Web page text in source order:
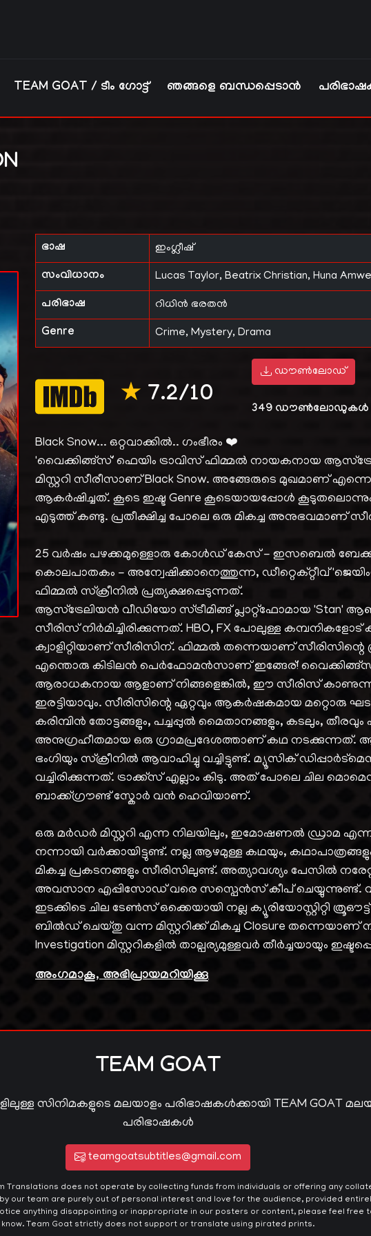
TEAM GOAT / ടീം ഗോട്ട് ഞങ്ങളെ ബന്ധപ്പെടാൻ
ഭാഷ ഇംഗ്ലീഷ്
സംവിധാനം Lucas Taylor, Beatrix Christian, Huna
പരിഭാഷ റിധിൻ ഭരതൻ
Genre Crime, Mystery, Drama
★ 7.2/10
ഡൗൺലോഡ്
349 ഡൗൺലോഡുകൾ
Black Snow... ഒറ്റവാക്കിൽ.. ഗംഭീരം ❤️
'വൈക്കിങ്ങ്സ്' ഫെയിം ട്രാവിസ് ഫിമ്മൽ നായകനായ
മിസ്റ്ററി സീരീസാണ് Black Snow. അങ്ങേരുടെ മുഖമാണ്
ആകർഷിച്ചത്. കൂടെ ഇഷ്ട Genre കൂടെയായപ്പോൾ കൂടുതലൊന്നും
എടുത്ത് കണ്ടു. പ്രതീക്ഷിച്ച പോലെ ഒരു മികച്ച അനുഭവമാണ്
25 വർഷം പഴക്കമുള്ളൊരു കോൾഡ് കേസ് - ഇസബെൽ
കൊലപാതകം - അന്വേഷിക്കാനെത്തുന്ന, ഡീറ്റെക്റ്റീവ്
ഫിമ്മൽ സ്‌ക്രീനിൽ പ്രത്യക്ഷപ്പെടുന്നത്.
ആസ്‌ട്രേലിയൻ വീഡിയോ സ്ട്രീമിങ്ങ് പ്ലാറ്റ്ഫോമായ
സീരിസ് നിർമിച്ചിരിക്കുന്നത്. HBO, FX പോലുള്ള
ക്വാളിറ്റിയാണ് സീരിസിന്. ഫിമ്മൽ തന്നെയാണ്
എന്തൊരു കിടിലൻ പെർഫോമൻസാണ് ഇങ്ങേര്!
ആരാധകനായ ആളാണ് നിങ്ങളെങ്കിൽ, ഈ സീരിസ്
ഇരട്ടിയാവും. സീരിസിന്റെ ഏറ്റവും ആകർഷകമായ മറ്റൊരു
കരിമ്പിൻ തോട്ടങ്ങളും, പച്ചപ്പുൽ മൈതാനങ്ങളും, കടലും, തീരവും
അനുഗ്രഹീതമായ ഒരു ഗ്രാമപ്രദേശത്താണ് കഥ നടക്കുന്നത്. ആ
ഭംഗിയും സ്‌ക്രീനിൽ ആവാഹിച്ചു വച്ചിട്ടുണ്ട്. മ്യൂസിക്
വച്ചിരിക്കുന്നത്. ട്രാക്ക്സ് എല്ലാം കിടു. അത് പോലെ ചില
ബാക്ക്ഗ്രൗണ്ട് സ്കോർ വൻ ഹെവിയാണ്.
ഒരു മർഡർ മിസ്റ്ററി എന്ന നിലയിലും, ഇമോഷണൽ ഡ്രാമ എന്ന
നന്നായി വർക്കായിട്ടുണ്ട്. നല്ല ആഴമുള്ള കഥയും,
മികച്ച പ്രകടനങ്ങളും സീരിസിലുണ്ട്. അത്യാവശ്യം പേസിൽ
അവസാന എപ്പിസോഡ് വരെ സസ്പെൻസ് കീപ് ചെയ്യുന്നുണ്ട്. വൻ
ഇടക്കിടെ ചില ടേൺസ് ഒക്കെയായി നല്ല ക്യൂരിയോസ്റ്റിറ്റി
ബിൽഡ് ചെയ്തു വന്ന മിസ്റ്ററിക്ക് മികച്ച Closure തന്നെയാണ്
Investigation മിസ്റ്ററികളിൽ താല്പര്യമുള്ളവർ തീർച്ചയായും
അംഗമാകൂ, അഭിപ്രായമറിയിക്കൂ
TEAM GOAT
സിനിമകളുടെ മലയാളം പരിഭാഷകൾക്കായി TEAM GOAT
പരിഭാഷകൾ
teamgoatsubtitles@gmail.com
Translations does not operate by collecting funds from individuals or offering any
our team are purely out of personal interest and love for the audience, provided
anything disappointing or inappropriate in our posters or content, please feel free
know. Team Goat strictly does not support or translate using pirated prints.